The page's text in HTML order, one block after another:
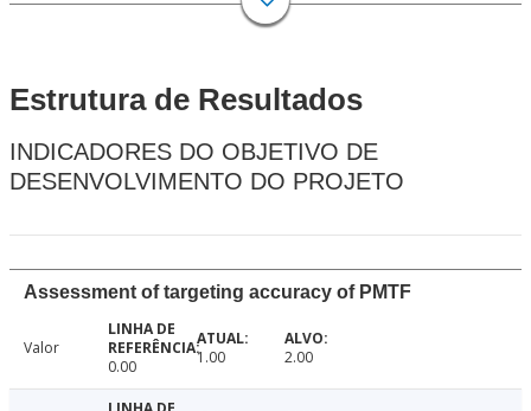
Estrutura de Resultados
INDICADORES DO OBJETIVO DE
DESENVOLVIMENTO DO PROJETO
Assessment of targeting accuracy of PMTF
Valor
0.00
1.00 2.00